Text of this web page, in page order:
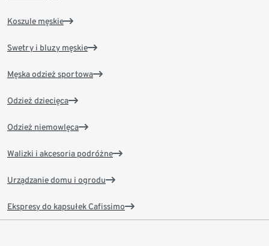
Koszule męskie
Swetry i bluzy męskie
Męska odzież sportowa
Odzież dziecięca
Odzież niemowlęca
Walizki i akcesoria podróżne
Urządzanie domu i ogrodu
Ekspresy do kapsułek Cafissimo